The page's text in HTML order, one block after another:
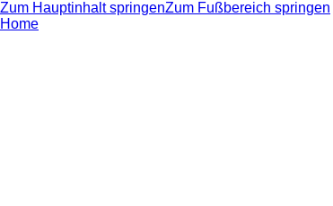
Zum Hauptinhalt springenZum Fußbereich springen
Home